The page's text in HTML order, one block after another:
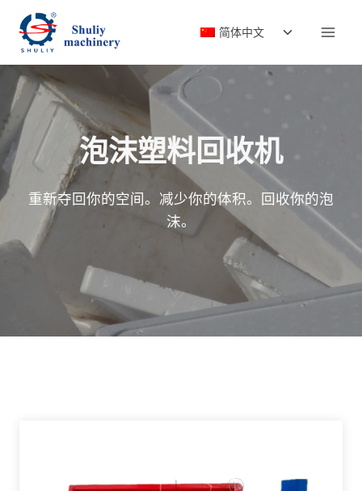
简体中文
切
泡沫塑料回收机
重新夺回你的空间。减少你的体积。回收你的泡
沫。